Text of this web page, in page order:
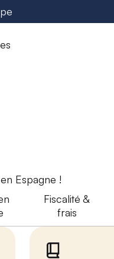
Espagne !
Fiscalité &
frais